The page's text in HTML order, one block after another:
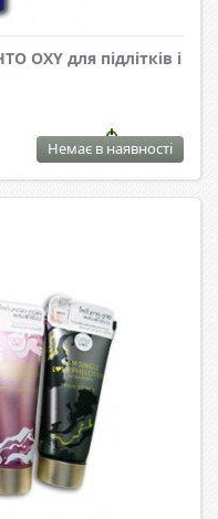
OXY для підлітків і
Немає в наявності